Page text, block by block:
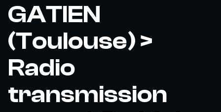
GATIEN
(Toulouse) >
Radio
transmission